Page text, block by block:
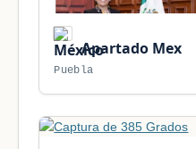
Apartado Mex
Puebla